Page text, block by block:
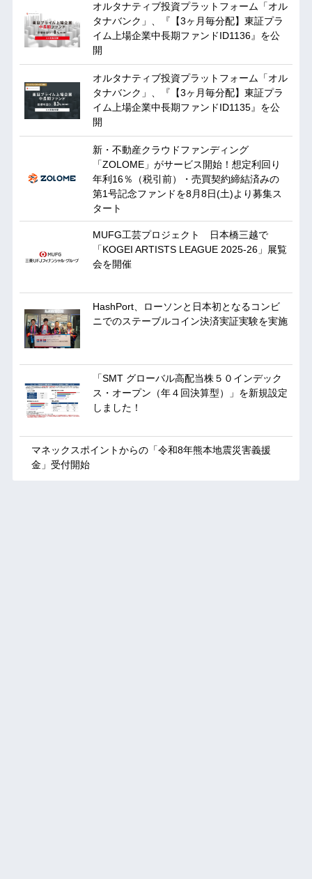
オルタナティブ投資プラットフォーム「オル
タナバンク」、『【3ヶ月毎分配】東証プラ
イム上場企業中長期ファンドID1136』を公
開
オルタナティブ投資プラットフォーム「オル
タナバンク」、『【3ヶ月毎分配】東証プラ
イム上場企業中長期ファンドID1135』を公
開
新・不動産クラウドファンディング
「ZOLOME」がサービス開始！想定利回り
年利16％（税引前）・売買契約締結済みの
第1号記念ファンドを8月8日(土)より募集ス
タート
MUFG工芸プロジェクト 日本橋三越で
「KOGEI ARTISTS LEAGUE 2025-26」展覧
会を開催
HashPort、ローソンと日本初となるコンビ
ニでのステーブルコイン決済実証実験を実施
「SMT グローバル高配当株５０インデック
ス・オープン（年４回決算型）」を新規設定
しました！
マネックスポイントからの「令和8年熊本地震災害義援
金」受付開始